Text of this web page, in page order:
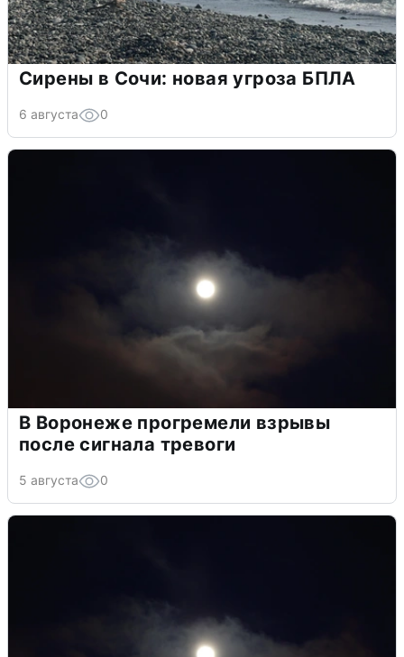
Сирены в Сочи: новая угроза БПЛА
6 августа 0
В Воронеже прогремели взрывы
после сигнала тревоги
5 августа 0